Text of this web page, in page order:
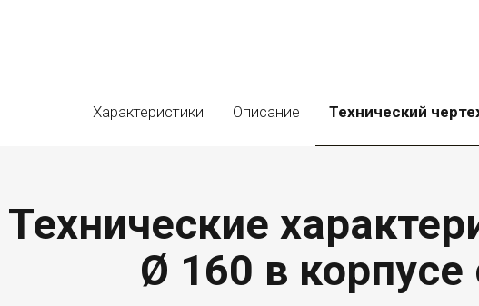
Характеристики Описание Технический
Технические
Ø 160 в корпусе